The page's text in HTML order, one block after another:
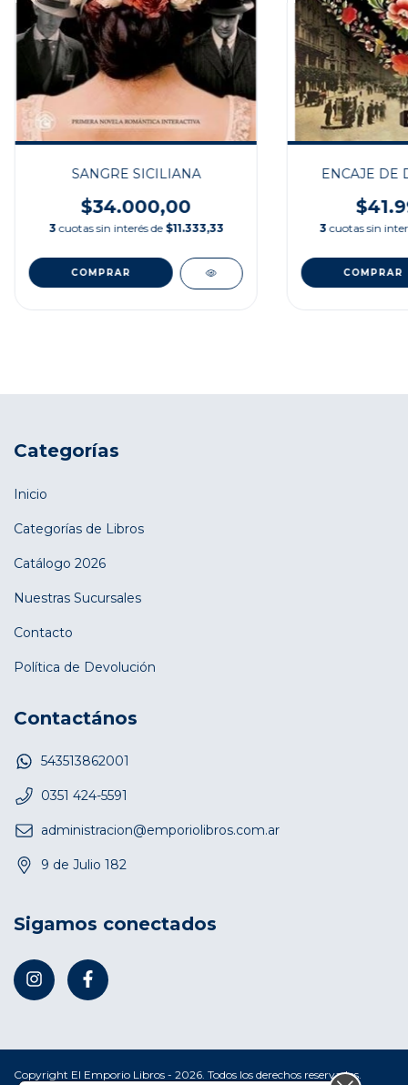
SANGRE SICILIANA
$34.000,00
3 cuotas sin interés de $11.333,33
ENCAJE DE
3 cuotas sin
Categorías
Inicio
Categorías de Libros
Catálogo 2026
Nuestras Sucursales
Contacto
Política de Devolución
Contactános
543513862001
0351 424-5591
administracion@emporiolibros.com.ar
9 de Julio 182
Sigamos conectados
Copyright El Emporio Libros - 2026. Todos los derechos reservados.